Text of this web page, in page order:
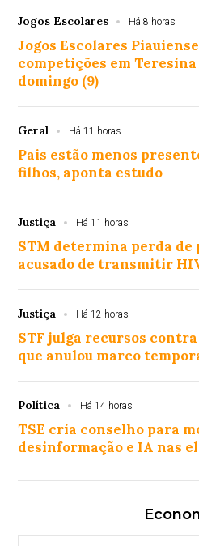
Jogos Escolares Há 8 horas
Jogos Escolares
competições em Teresina
domingo (9)
Geral Há 11 horas
Pais estão menos
filhos, aponta estudo
Justiça Há 11 horas
STM determina perda
acusado de transmitir
Justiça Há 12 horas
STF julga recursos
que anulou marco
Política Há 14 horas
TSE cria conselho para
desinformação e IA nas